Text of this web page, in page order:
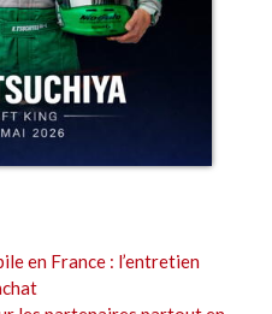
en France : l’entretien